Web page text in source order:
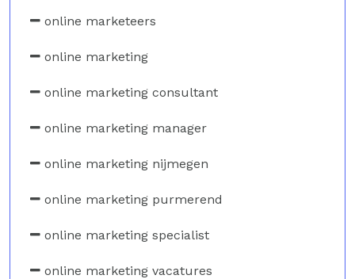
online marketeers
online marketing
online marketing consultant
online marketing manager
online marketing nijmegen
online marketing purmerend
online marketing specialist
online marketing vacatures